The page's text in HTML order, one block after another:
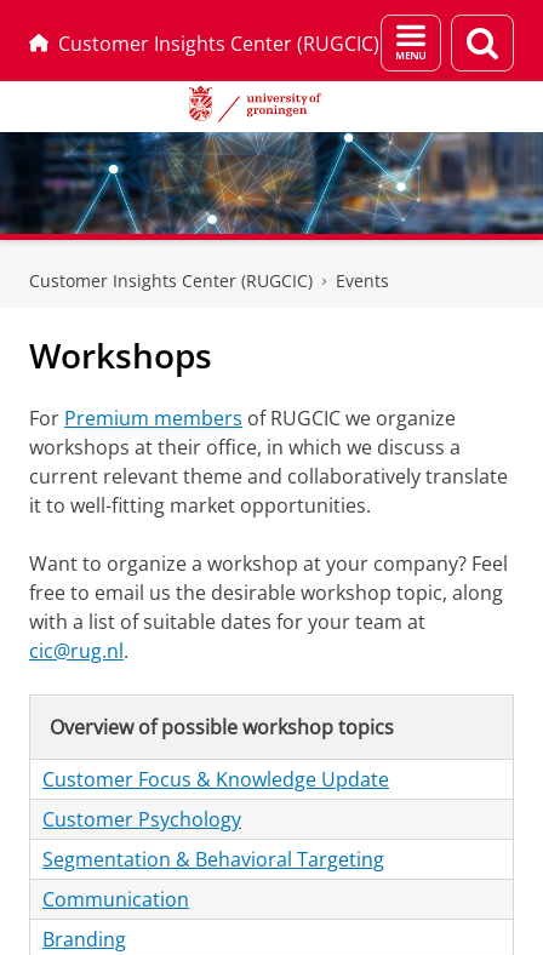
Customer Insights Center (RUGCIC)
Menu
and
page
Customer Insights Center (RUGCIC) Events
Workshops
For Premium members of RUGCIC we organize
workshops at their office, in which we discuss a
current relevant theme and collaboratively translate
it to well-fitting market opportunities.
Want to organize a workshop at your company? Feel
free to email us the desirable workshop topic, along
with a list of suitable dates for your team at
cic@rug.nl.
Overview of possible workshop topics
Customer Focus & Knowledge Update
Customer Psychology
Segmentation & Behavioral Targeting
Communication
Branding